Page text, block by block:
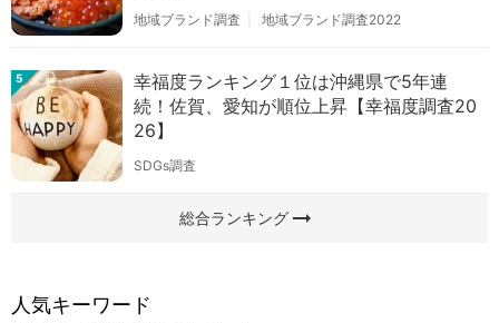
地域ブランド調査 地域ブランド調査2022
5
幸福度ランキング１位は沖縄県で5年連
続！佐賀、愛知が順位上昇【幸福度調査20
26】
SDGs調査
総合ランキングarrow_right_alt
人気キーワード